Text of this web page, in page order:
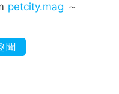
petcity.mag ～
聞